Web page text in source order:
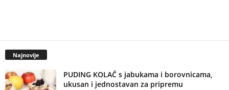
Najnovije
PUDING KOLAČ s jabukama i borovnicama,
ukusan i jednostavan za pripremu